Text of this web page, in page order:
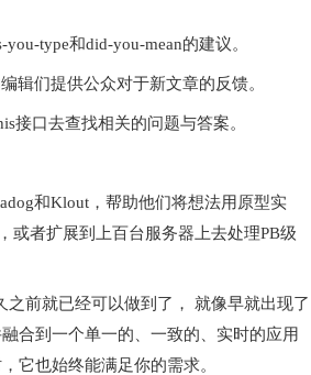
type和did-you-mean的建议。
辑们提供公众对于新文章的反馈。
接口去查找相关的问题与答案。
和Klout，帮助他们将想法用原型实
或者扩展到上百台服务器上去处理PB级
之前就已经可以做到了， 就像早就出现了
合到一个单一的、一致的、实时的应用
它也始终能满足你的需求。